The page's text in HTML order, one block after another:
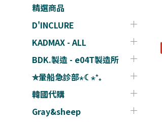
精選商品
D'INCLURE
KADMAX - ALL
BDK.製造 - e04T製造所
✮暈船急診部⋆☾⋆⁺₊
韓國代購
Gray&sheep